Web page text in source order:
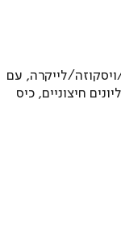
לייקרה, עם
חיצוניים, כיס